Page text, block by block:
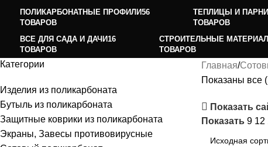
ПОЛИКАРБОНАТНЫЕ ПРОФИЛИ56
ТОВАРОВ
ТЕПЛИЦЫ И
ТОВАРОВ
ВСЕ ДЛЯ САДА И ДАЧИ16
ТОВАРОВ
СТРОИТЕЛЬНЫЕ
ТОВАРОВ
Категории
Изделия из поликарбоната
Бутыль из поликарбоната
Защитные коврики из поликарбоната
Экраны, Завесы противовирусные
Главная
Показаны все
Показать
Показать 9 12